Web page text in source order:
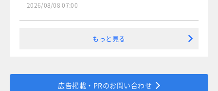
2026/08/08 07:00
もっと見る
広告掲載・PRのお問い合わせ